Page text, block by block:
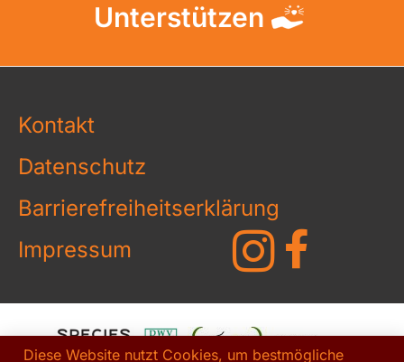
Unterstützen
Kontakt
Datenschutz
Barrierefreiheitserklärung
Impressum
Diese Website nutzt Cookies, um bestmögliche